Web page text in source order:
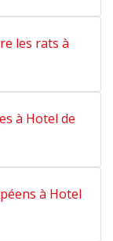
les rats à
à Hotel de
à Hotel